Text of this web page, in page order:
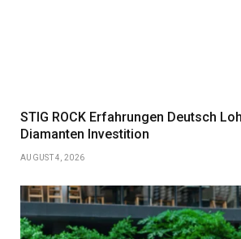
STIG ROCK Erfahrungen Deutsch
Diamanten Investition
AUGUST 4, 2026